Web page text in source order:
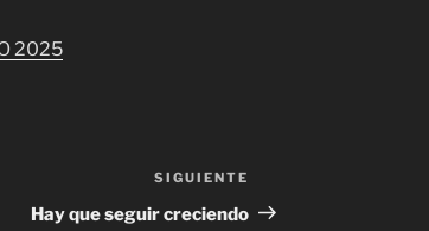
2025
entrada
SIGUIENTE
Hay que seguir creciendo